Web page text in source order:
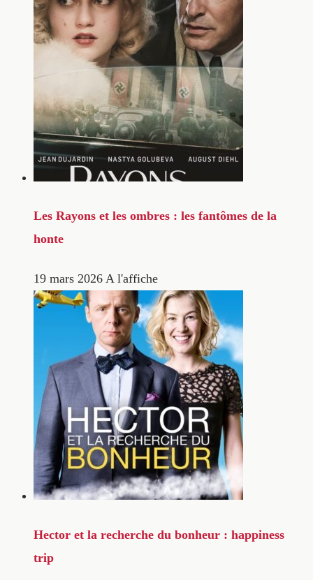
Les Rayons et les ombres : les fantômes de la
honte
19 mars 2026 A l'affiche
Hector et la recherche du bonheur : happiness
trip